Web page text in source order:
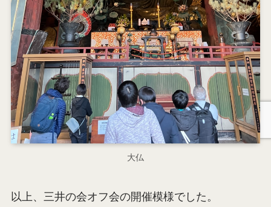
大仏
以上、三井の会オフ会の開催模様でした。